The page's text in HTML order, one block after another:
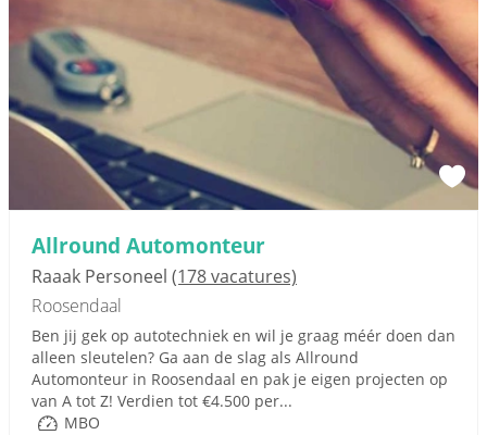
Allround Automonteur
Raaak Personeel (178 vacatures)
Roosendaal
Ben jij gek op autotechniek en wil je graag méér doen dan
alleen sleutelen? Ga aan de slag als Allround
Automonteur in Roosendaal en pak je eigen projecten op
van A tot Z! Verdien tot €4.500 per...
MBO